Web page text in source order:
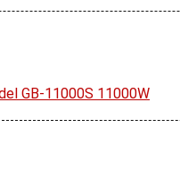
GB-11000S 11000W